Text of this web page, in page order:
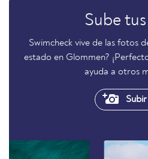
Sube
Swimcheck vive de las fotos
estado en Glommen?
ayuda a otros